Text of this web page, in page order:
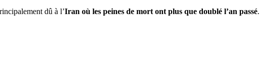
dû à l’Iran où les peines de mort ont plus que doublé l’an passé.